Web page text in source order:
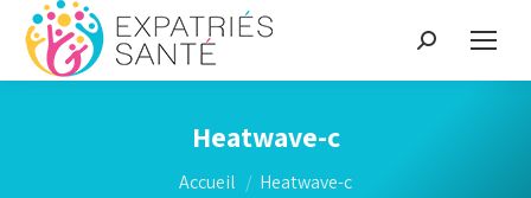
Recherche
:
Heatwave-c
Vous êtes ici :
Accueil Heatwave-c